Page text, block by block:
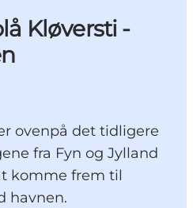
Kløversti -
ovenpå det tidligere
fra Fyn og Jylland
komme frem til
havnen.